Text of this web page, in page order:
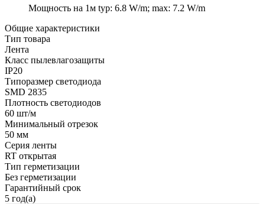
Мощность на 1м typ: 6.8 W/m; max: 7.2 W/m
Общие характеристики
Тип товара
Лента
Класс пылевлагозащиты
IP20
Типоразмер светодиода
SMD 2835
Плотность светодиодов
60 шт/м
Минимальный отрезок
50 мм
Серия ленты
RT открытая
Тип герметизации
Без герметизации
Гарантийный срок
5 год(а)